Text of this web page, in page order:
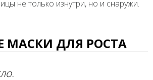
не только изнутри, но и снаружи.
МАСКИ ДЛЯ РОСТА